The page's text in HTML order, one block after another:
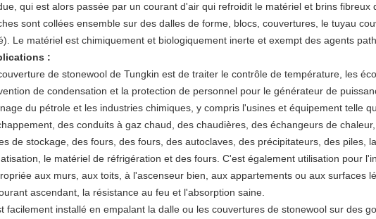
qui est alors passée par un courant d'air qui refroidit le matériel et brins fibreux
sont collées ensemble sur des dalles de forme, blocs, couvertures, le tuyau
Le matériel est chimiquement et biologiquement inerte et exempt des agents
:
de stonewool de Tungkin est de traiter le contrôle de température, les
de condensation et la protection de personnel pour le générateur de
du pétrole et les industries chimiques, y compris l'usines et équipement telle
des conduits à gaz chaud, des chaudières, des échangeurs de
de stockage, des fours, des fours, des autoclaves, des précipitateurs, des piles,
le matériel de réfrigération et des fours. C'est également utilisation pour
aux murs, aux toits, à l'ascenseur bien, aux appartements ou aux surfaces
ascendant, la résistance au feu et l'absorption saine.
facilement installé en empalant la dalle ou les couvertures de stonewool sur des